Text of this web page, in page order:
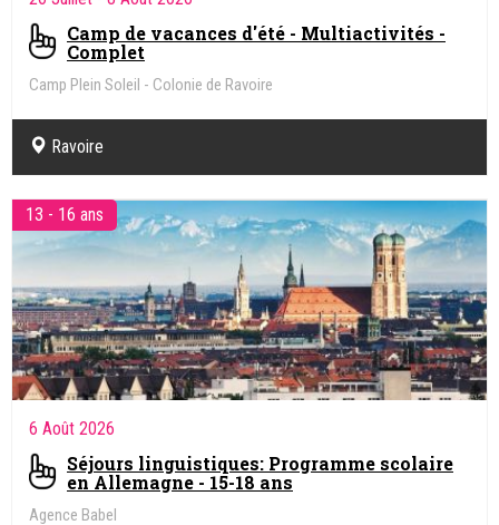
Camp de vacances d'été - Multiactivités -
Complet
Camp Plein Soleil - Colonie de Ravoire
Ravoire
13 - 16 ans
6 Août 2026
Séjours linguistiques: Programme scolaire
en Allemagne - 15-18 ans
Agence Babel